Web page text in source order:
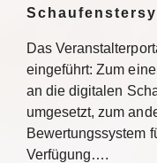
Das
eingeführt: Zum
an die digitalen
umgesetzt, zum
Bewertungssystem
Verfügung….